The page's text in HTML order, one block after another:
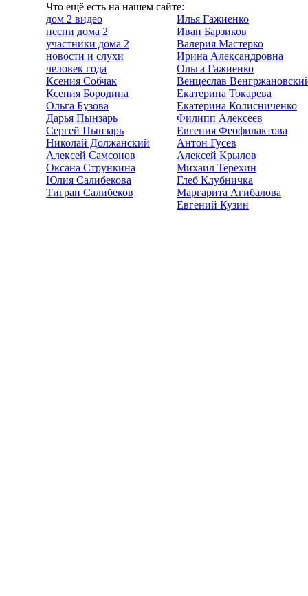
Что ещё есть на нашем сайте:
дом 2 видео
песни дома 2
участники дома 2
новости и слухи
человек года
Ксения Собчак
Ксения Бородина
Ольга Бузова
Дарья Пынзарь
Сергей Пынзарь
Николай Должанский
Алексей Самсонов
Оксана Стрункина
Юлия Салибекова
Тигран Салибеков
Илья Гажиенко
Иван Барзиков
Валерия Мастерко
Ирина Александровна
Ольга Гажиенко
Венцеслав
Екатерина Токарева
Екатерина Колисниченко
Филипп Алексеев
Евгения Феофилактова
Антон Гусев
Алексей Крылов
Михаил Терехин
Глеб Клубничка
Маргарита Агибалова
Евгений Кузин